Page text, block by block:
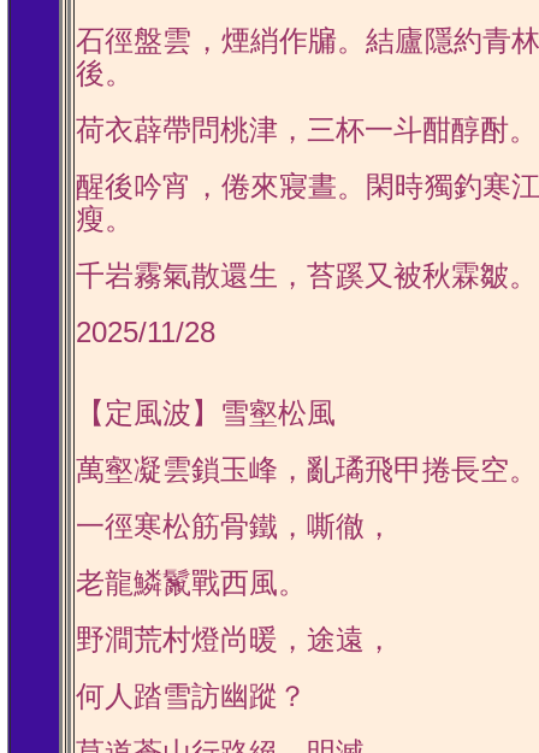
石徑盤雲，煙綃作牖。結廬隱約青林
後。
荷衣薜帶問桃津，三杯一斗酣醇酎。
醒後吟宵，倦來寢晝。閑時獨釣寒江
瘦。
千岩霧氣散還生，苔蹊又被秋霖皺。
2025/11/28
【定風波】雪壑松風
萬壑凝雲鎖玉峰，亂璚飛甲捲長空。
一徑寒松筋骨鐵，嘶徹，
老龍鱗鬣戰西風。
野澗荒村燈尚暖，途遠，
何人踏雪訪幽蹤？